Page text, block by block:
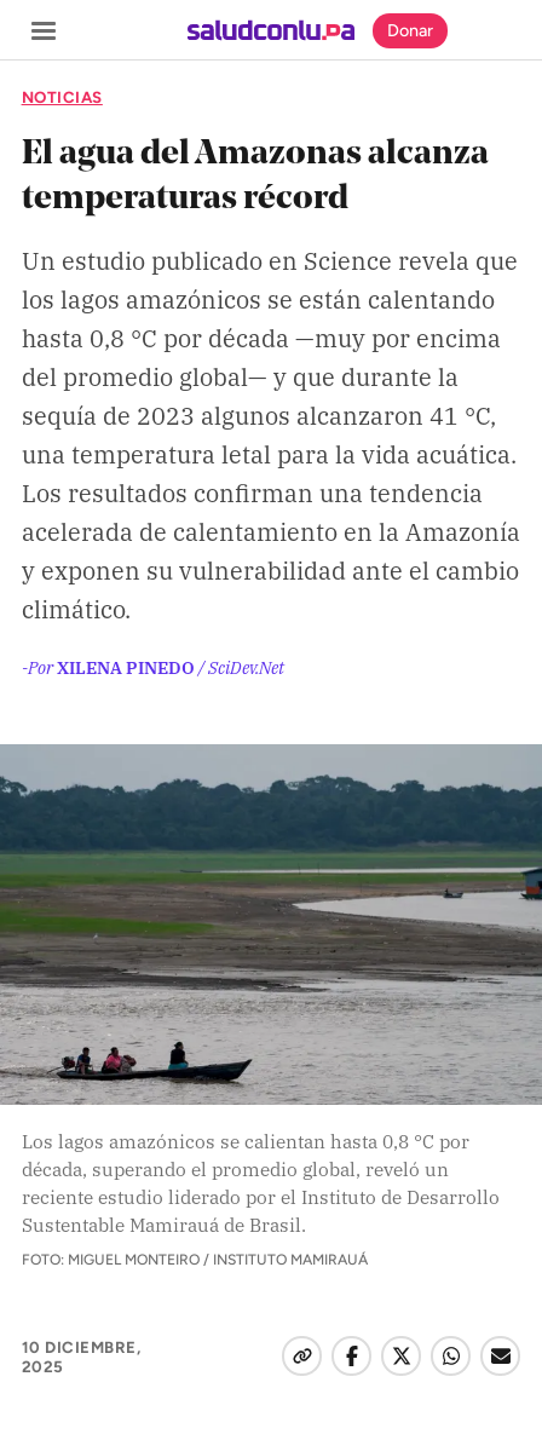
SECCIONES
Inicio
Noticias
Especiales
Nosotros
COBERTURAS
Comprueba
Medio ambiente
FORMATOS
Entrevistas
Opinión
Biblioterapia
Cartas y réplicas
APÓYANOS
Pon tu lupa sobre lo
que importa
Dona aquí
Enviar
Donar
NOTICIAS
El agua del Amazonas alcanza
temperaturas récord
Un estudio publicado en Science revela que
los lagos amazónicos se están calentando
hasta 0,8 °C por década —muy por encima
del promedio global— y que durante la
sequía de 2023 algunos alcanzaron 41 °C,
una temperatura letal para la vida acuática.
Los resultados confirman una tendencia
acelerada de calentamiento en la Amazonía
y exponen su vulnerabilidad ante el cambio
climático.
-PorXILENA PINEDO/ SciDev.Net
Los lagos amazónicos se calientan hasta 0,8 °C por
década, superando el promedio global, reveló un
reciente estudio liderado por el Instituto de Desarrollo
Sustentable Mamirauá de Brasil.
FOTO: MIGUEL MONTEIRO / INSTITUTO MAMIRAUÁ
10 DICIEMBRE,
2025